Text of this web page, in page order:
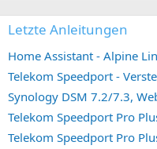
Letzte Anleitungen
Home Assistant - Alpine
Telekom Speedport -
Telekom Speedport Pro
Telekom Speedport Pro